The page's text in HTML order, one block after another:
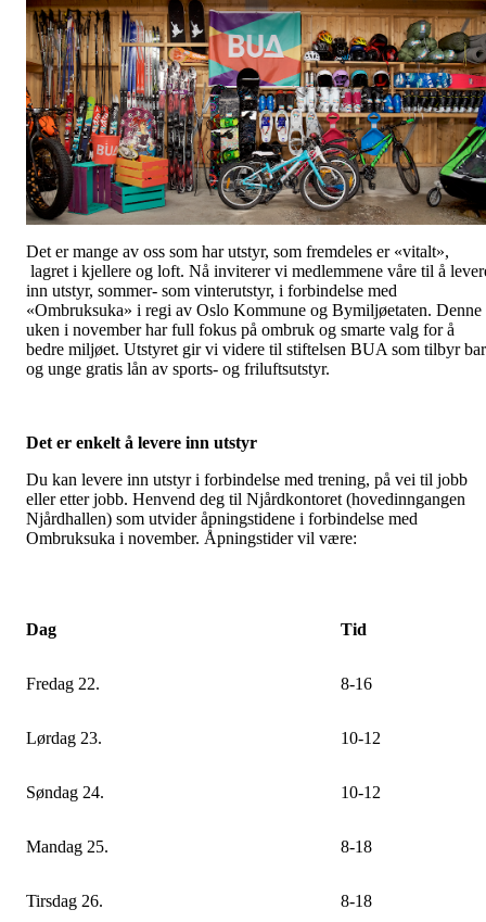
Det er mange av oss som har utstyr, som fremdeles er «vitalt»,
lagret i kjellere og loft. Nå inviterer vi medlemmene våre til å
inn utstyr, sommer- som vinterutstyr, i forbindelse med
«Ombruksuka» i regi av Oslo Kommune og Bymiljøetaten. Denne
uken i november har full fokus på ombruk og smarte valg for å
bedre miljøet. Utstyret gir vi videre til stiftelsen BUA som tilbyr
og unge gratis lån av sports- og friluftsutstyr.
Det er enkelt å levere inn utstyr
Du kan levere inn utstyr i forbindelse med trening, på vei til jobb
eller etter jobb. Henvend deg til Njårdkontoret (hovedinngangen
Njårdhallen) som utvider åpningstidene i forbindelse med
Ombruksuka i november. Åpningstider vil være:
Dag Tid
Fredag 22. 8-16
Lørdag 23. 10-12
Søndag 24. 10-12
Mandag 25. 8-18
Tirsdag 26. 8-18